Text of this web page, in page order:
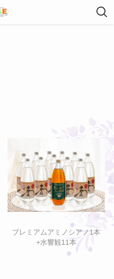
プレミアムアミノシアノ1本
+水響観11本